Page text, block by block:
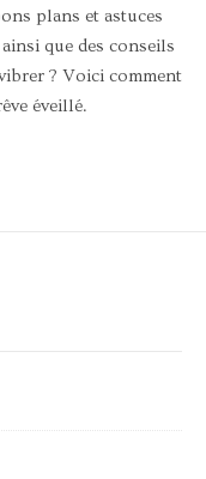
plans et astuces
que des conseils
? Voici comment
éveillé.